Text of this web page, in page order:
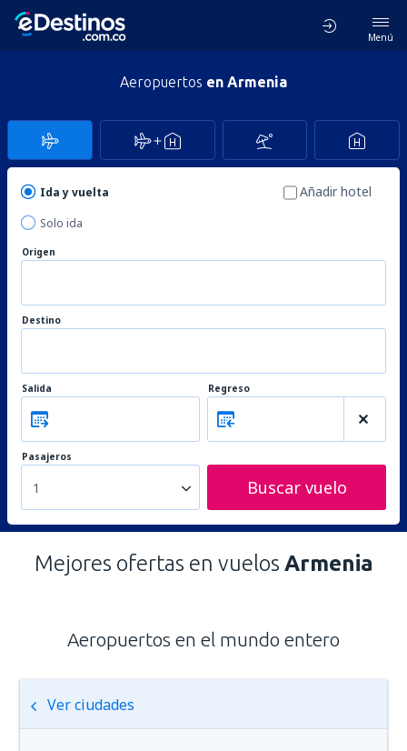
Menú
Aeropuertos en Armenia
Ida y vuelta
Solo ida
Añadir hotel
Origen
Destino
Salida Regreso
Pasajeros
1 Buscar vuelo
Mejores ofertas en vuelos Armenia
Aeropuertos en el mundo entero
Ver ciudades